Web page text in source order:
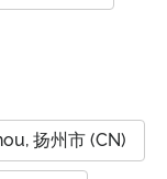
扬州市 (CN)